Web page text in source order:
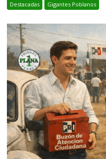
Destacadas Gigantes Poblanos